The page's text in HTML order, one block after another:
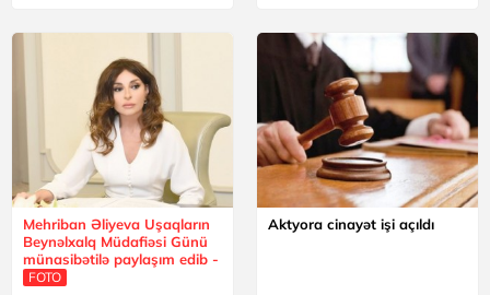
Mehriban Əliyeva Uşaqların
Beynəlxalq Müdafiəsi Günü
münasibətilə paylaşım edib -
FOTO
Aktyora cinayət işi açıldı